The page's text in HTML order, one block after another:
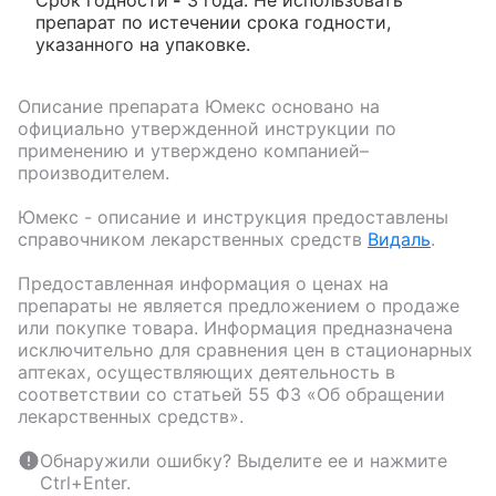
препарат по истечении срока годности,
указанного на упаковке.
Описание препарата Юмекс основано на
официально утвержденной инструкции по
применению и утверждено компанией–
производителем.
Юмекс - описание и инструкция предоставлены
справочником лекарственных средств Видаль.
Предоставленная информация о ценах на
препараты не является предложением о продаже
или покупке товара. Информация предназначена
исключительно для сравнения цен в стационарных
аптеках, осуществляющих деятельность в
соответствии со статьей 55 ФЗ «Об обращении
лекарственных средств».
Обнаружили ошибку? Выделите ее и нажмите
Ctrl+Enter.